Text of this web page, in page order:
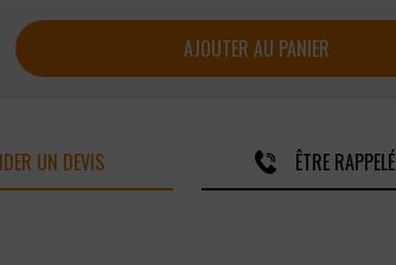
Pantalon pour femme SNV ZEPHYR
AJOUTER AU PANIER
UN DEVIS ÊTRE RAPPELÉ